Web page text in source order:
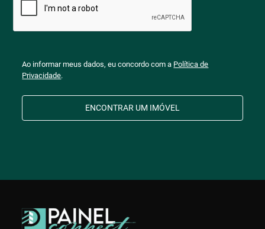
Ao informar meus dados, eu concordo com a Política de
Privacidade.
ENCONTRAR UM IMÓVEL